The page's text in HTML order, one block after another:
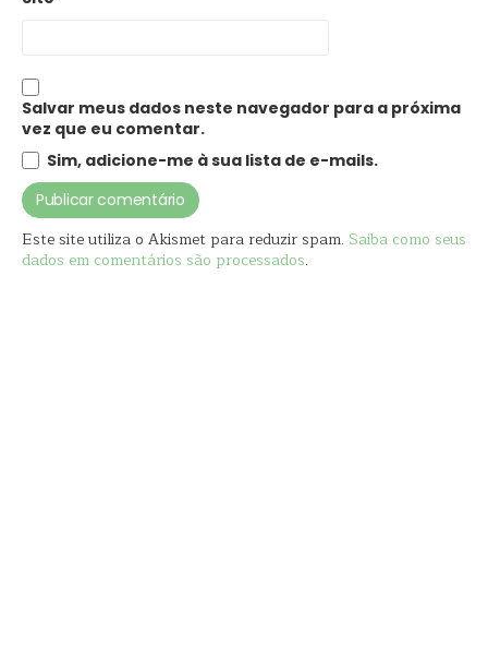
Salvar meus dados neste navegador para a próxima
vez que eu comentar.
Sim, adicione-me à sua lista de e-mails.
Este site utiliza o Akismet para reduzir spam. Saiba como seus
dados em comentários são processados.